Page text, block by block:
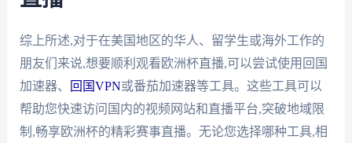
综上所述,对于在美国地区的华人、留学生或海外工作的
朋友们来说,想要顺利观看欧洲杯直播,可以尝试使用回国
加速器、
回国VPN或番茄加速器等工具。这些工具可以
帮助您快速访问国内的视频网站和直播平台,突破地域限
制,畅享欧洲杯的精彩赛事直播。无论您选择哪种工具,相